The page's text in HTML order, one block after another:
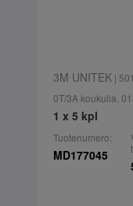
3M UNITEK|
0T/3A koukulla,
1 x 5 kpl
Tuotenumero:
MD177045